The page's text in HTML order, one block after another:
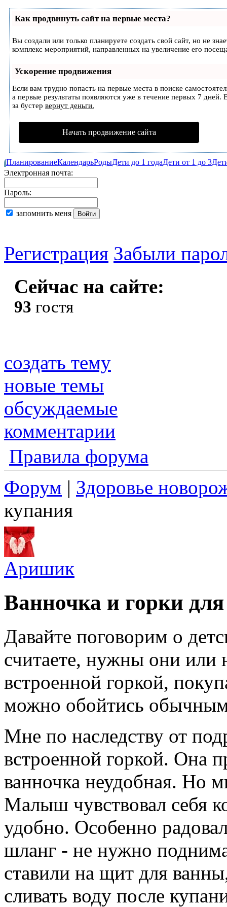
Как продвинуть сайт на первые места?
Вы создали или только планируете создать свой сайт, но не
комплекс мероприятий, направленных на увеличение его
Ускорение продвижения
Если вам трудно попасть на первые места в поиске
а первые результаты появляются уже в течение первых 7
за бустер вернут деньги.
Начать продвижение сайта
ПланированиеКалендарьРодыДети до 1 годаДети от 1 до 3
Электронная почта:
Пароль:
запомнить меня
Регистрация Забыли
Сейчас на сайте:
93 гостя
создать тему
новые темы
обсуждаемые
комментарии
Правила форума
Форум | Здоровье
купания
Аришик
Ванночка и горки
Давайте поговорим о
считаете, нужны они или
встроенной горкой,
можно обойтись обычным
Мне по наследству от
встроенной горкой. Она
ванночка неудобная. Но
Малыш чувствовал себя
удобно. Особенно
шланг - не нужно
ставили на щит для
сливать воду после